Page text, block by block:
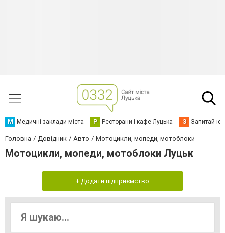
М Медичні заклади міста Р Ресторани і кафе Луцька З Запитай
Головна Довідник Авто Мотоцикли, мопеди, мотоблоки
Мотоцикли, мопеди, мотоблоки Луцьк
+ Додати підприємство